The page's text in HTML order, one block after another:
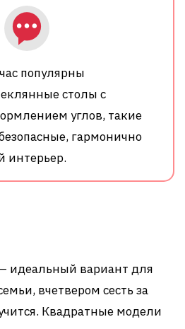
популярны
столы с
углов, такие
гармонично
интерьер.
идеальный вариант для
вчетвером сесть за
Квадратные модели